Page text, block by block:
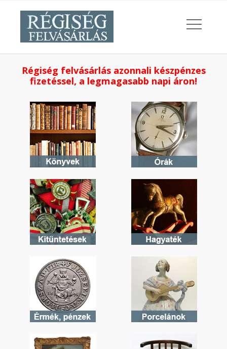
Régiség felvásárlás azonnali készpénzes
fizetéssel, a legmagasabb napi áron!